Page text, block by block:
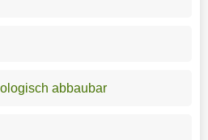
abbaubar